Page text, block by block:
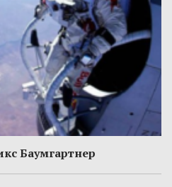
Баумгартнер